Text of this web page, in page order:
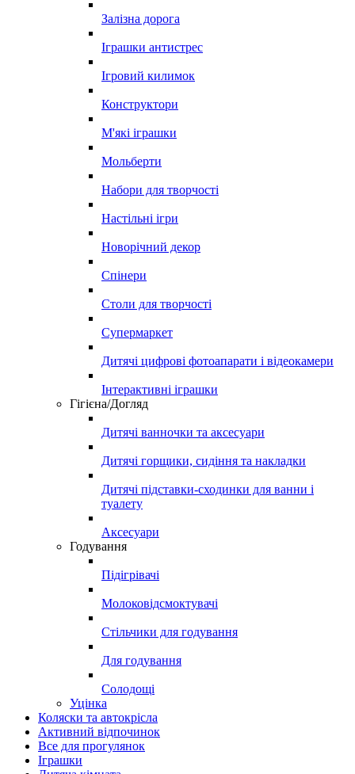
Залізна дорога
Іграшки антистрес
Ігровий килимок
Конструктори
М'які іграшки
Мольберти
Набори для творчості
Настільні ігри
Новорічний декор
Спінери
Столи для творчості
Супермаркет
Дитячі цифрові фотоапарати і відеокамери
Інтерактивні іграшки
Гігієна/Догляд
Дитячі ванночки та аксесуари
Дитячі горщики, сидіння та накладки
Дитячі підставки-сходинки для ванни і
туалету
Аксесуари
Годування
Підігрівачі
Молоковідсмоктувачі
Стільчики для годування
Для годування
Солодощі
Уцінка
Коляски та автокрісла
Активний відпочинок
Все для прогулянок
Іграшки